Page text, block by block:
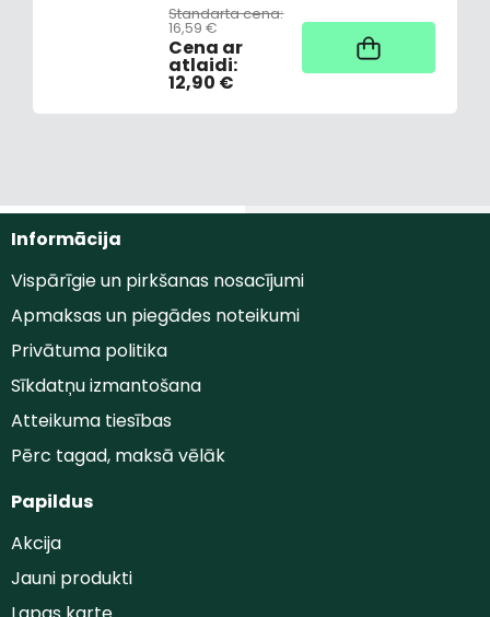
Standarta cena:
16,59 €
Cena ar
atlaidi:
12,90 €
Noliktavā
Informācija
Vispārīgie un pirkšanas nosacījumi
Apmaksas un piegādes noteikumi
Privātuma politika
Sīkdatņu izmantošana
Atteikuma tiesības
Pērc tagad, maksā vēlāk
Papildus
Akcija
Jauni produkti